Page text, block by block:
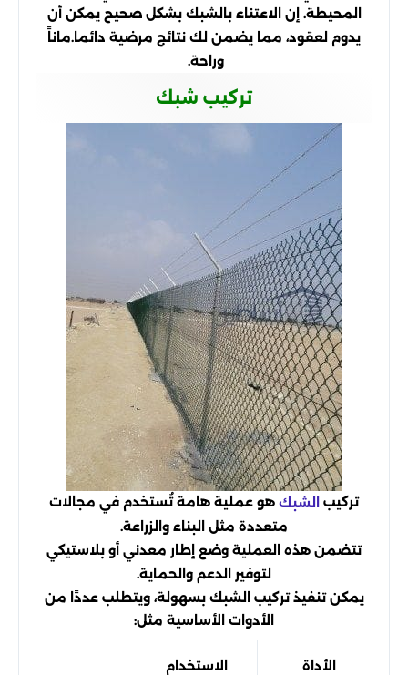
المحيطة. إن الاعتناء بالشبك بشكل صحيح يمكن أن
يدوم لعقود، مما يضمن لك نتائج مرضية دائما.ماناً
وراحة.
تركيب شبك
تركيب الشبك هو عملية هامة تُستخدم في مجالات
متعددة مثل البناء والزراعة.
تتضمن هذه العملية وضع إطار معدني أو بلاستيكي
لتوفير الدعم والحماية.
يمكن تنفيذ تركيب الشبك بسهولة، ويتطلب عددًا من
الأدوات الأساسية مثل:
الأداة الاستخدام